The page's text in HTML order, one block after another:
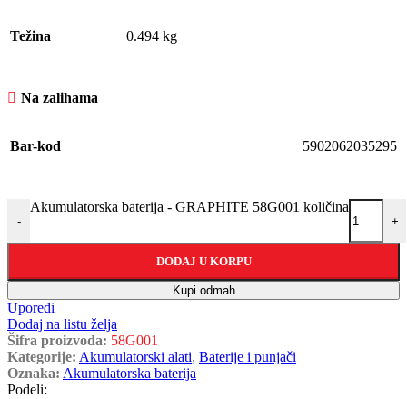
Težina 0.494 kg
Na zalihama
Bar-kod 5902062035295
-
Akumulatorska baterija - GRAPHITE 58G001 količina
+
DODAJ U KORPU
Kupi odmah
Uporedi
Dodaj na listu želja
Šifra proizvoda: 58G001
Kategorije: Akumulatorski alati, Baterije i punjači
Oznaka: Akumulatorska baterija
Podeli: